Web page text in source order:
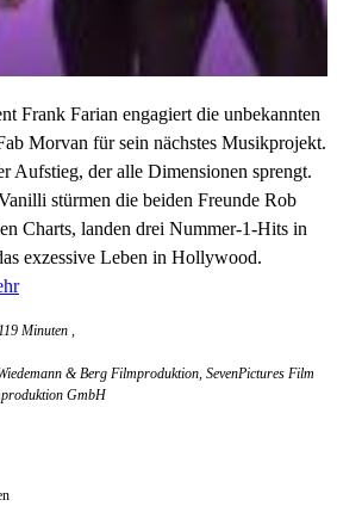
Frank Farian engagiert die unbekannten
Morvan für sein nächstes Musikprojekt.
Aufstieg, der alle Dimensionen sprengt.
stürmen die beiden Freunde Rob
Charts, landen drei Nummer-1-Hits in
exzessive Leben in Hollywood.
Minuten ,
& Berg Filmproduktion, SevenPictures Film
GmbH